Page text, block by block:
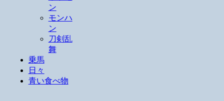
ン
モンハ
ン
刀剣乱
舞
乗馬
日々
青い食べ物